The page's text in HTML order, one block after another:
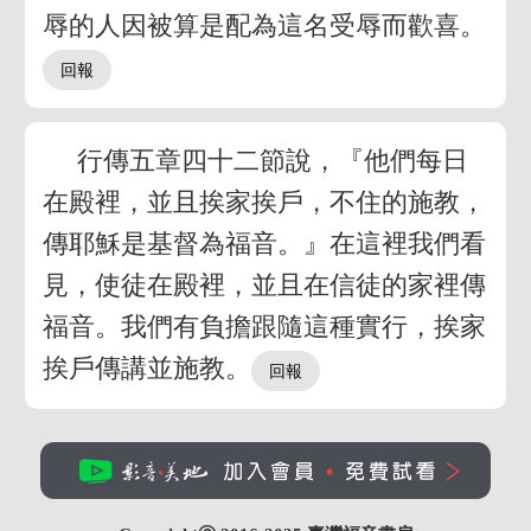
辱的人因被算是配為這名受辱而歡喜。
行傳五章四十二節說，『他們每日
在殿裡，並且挨家挨戶，不住的施教，
傳耶穌是基督為福音。』在這裡我們看
見，使徒在殿裡，並且在信徒的家裡傳
福音。我們有負擔跟隨這種實行，挨家
挨戶傳講並施教。